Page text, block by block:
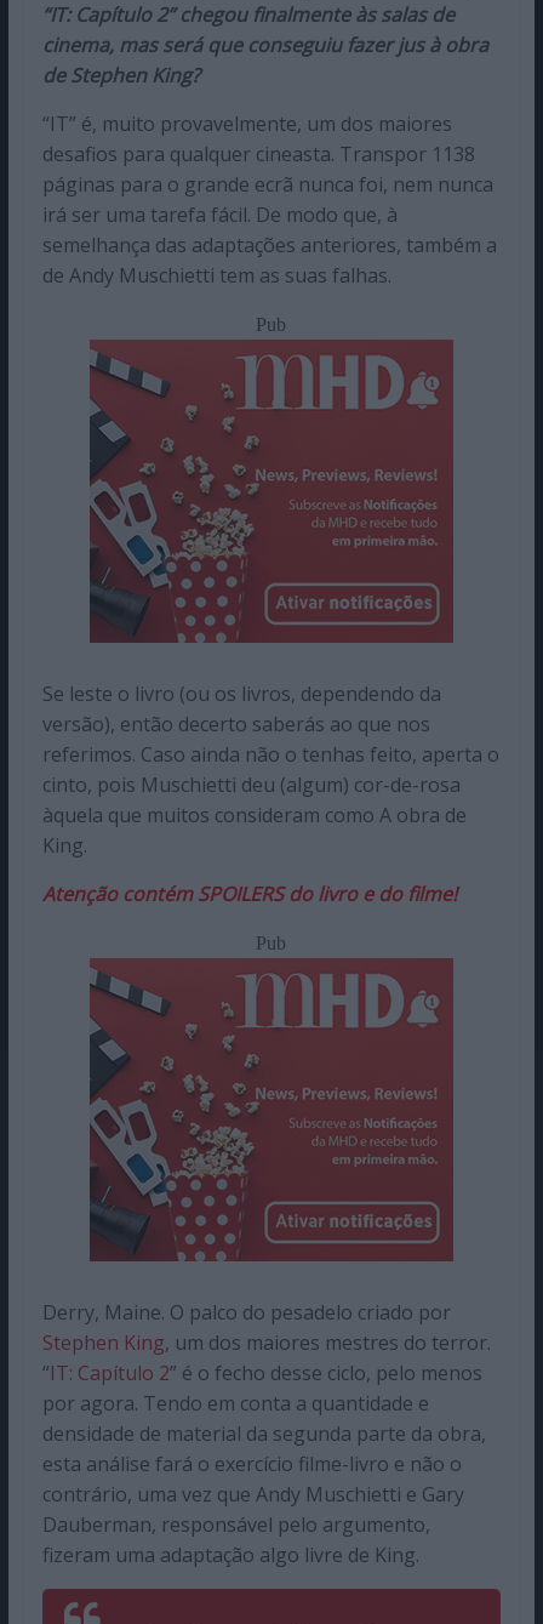
“IT: Capítulo 2” chegou finalmente às salas de
cinema, mas será que conseguiu fazer jus à obra
de Stephen King?
“IT” é, muito provavelmente, um dos maiores
desafios para qualquer cineasta. Transpor 1138
páginas para o grande ecrã nunca foi, nem nunca
irá ser uma tarefa fácil. De modo que, à
semelhança das adaptações anteriores, também a
de Andy Muschietti tem as suas falhas.
Pub
Se leste o livro (ou os livros, dependendo da
versão), então decerto saberás ao que nos
referimos. Caso ainda não o tenhas feito, aperta o
cinto, pois Muschietti deu (algum) cor-de-rosa
àquela que muitos consideram como A obra de
King.
Atenção contém SPOILERS do livro e do filme!
Pub
Derry, Maine. O palco do pesadelo criado por
Stephen King, um dos maiores mestres do terror.
“IT: Capítulo 2” é o fecho desse ciclo, pelo menos
por agora. Tendo em conta a quantidade e
densidade de material da segunda parte da obra,
esta análise fará o exercício filme-livro e não o
contrário, uma vez que Andy Muschietti e Gary
Dauberman, responsável pelo argumento,
fizeram uma adaptação algo livre de King.